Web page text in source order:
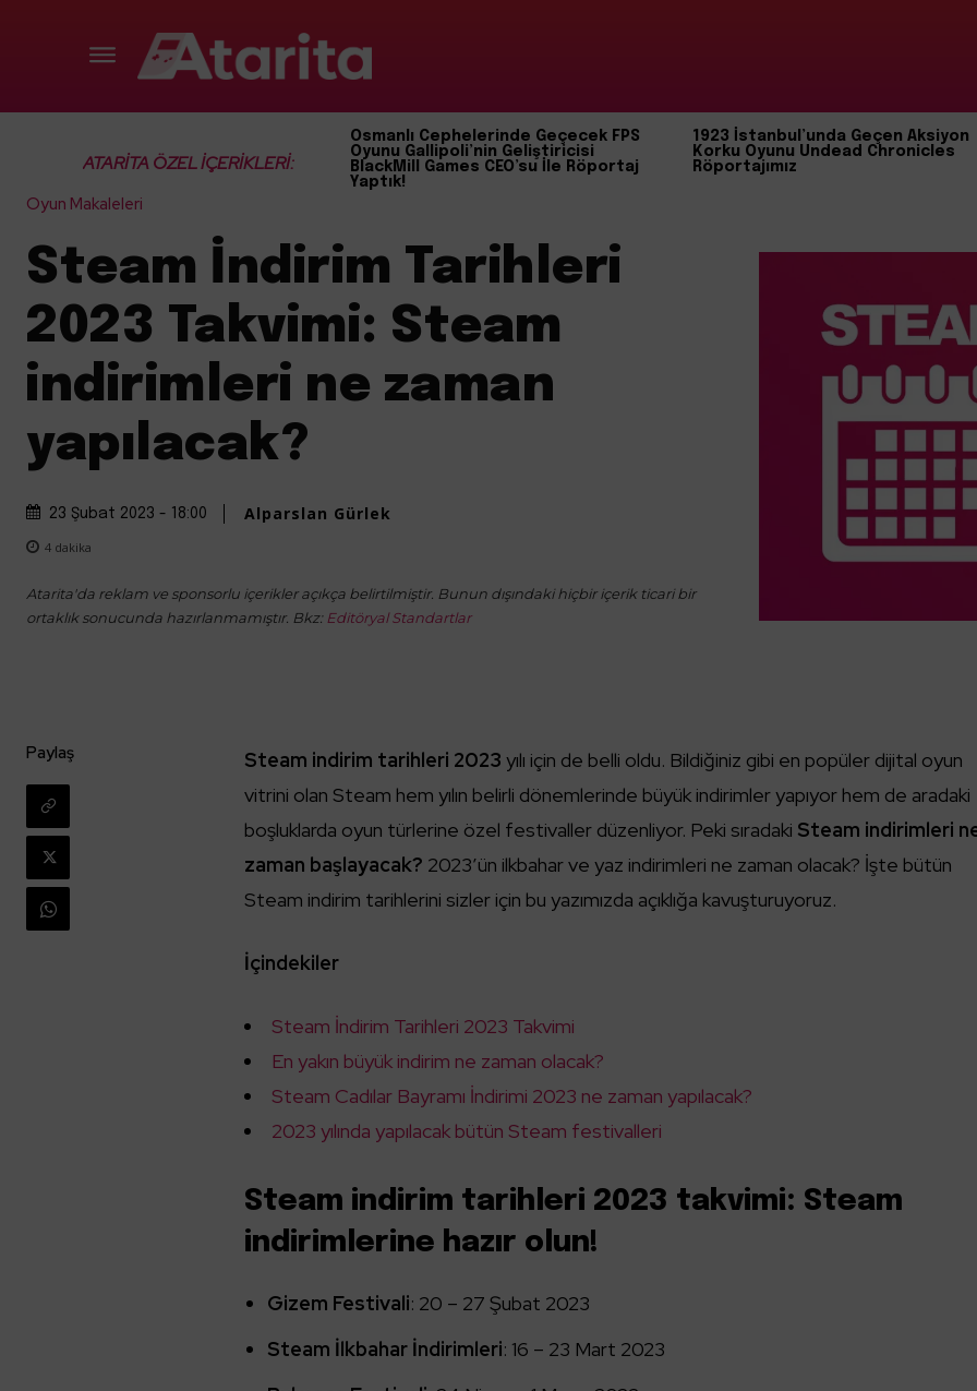
ATARİTA ÖZEL İÇERİKLERİ:
Osmanlı Cephelerinde Geçecek FPS
Oyunu Gallipoli’nin Geliştiricisi
BlackMill Games CEO’su İle Röportaj
Yaptık!
1923 İstanbul’unda Geçen Aksiyon
Korku Oyunu Undead Chronicles
Röportajımız
Oyun Makaleleri
Steam İndirim Tarihleri
2023 Takvimi: Steam
indirimleri ne zaman
yapılacak?
23 Şubat 2023 - 18:00 Alparslan Gürlek
4 dakika
Atarita'da reklam ve sponsorlu içerikler açıkça belirtilmiştir. Bunun dışındaki hiçbir içerik ticari bir
ortaklık sonucunda hazırlanmamıştır. Bkz: Editöryal Standartlar
Paylaş Steam indirim tarihleri 2023 yılı için de belli oldu. Bildiğiniz gibi en popüler dijital oyun
vitrini olan Steam hem yılın belirli dönemlerinde büyük indirimler yapıyor hem de aradaki
boşluklarda oyun türlerine özel festivaller düzenliyor. Peki sıradaki Steam indirimleri
zaman başlayacak? 2023’ün ilkbahar ve yaz indirimleri ne zaman olacak? İşte bütün
Steam indirim tarihlerini sizler için bu yazımızda açıklığa kavuşturuyoruz.
İçindekiler
Steam İndirim Tarihleri 2023 Takvimi
En yakın büyük indirim ne zaman olacak?
Steam Cadılar Bayramı İndirimi 2023 ne zaman yapılacak?
2023 yılında yapılacak bütün Steam festivalleri
Steam indirim tarihleri 2023 takvimi: Steam
indirimlerine hazır olun!
Gizem Festivali: 20 – 27 Şubat 2023
Steam İlkbahar İndirimleri: 16 – 23 Mart 2023